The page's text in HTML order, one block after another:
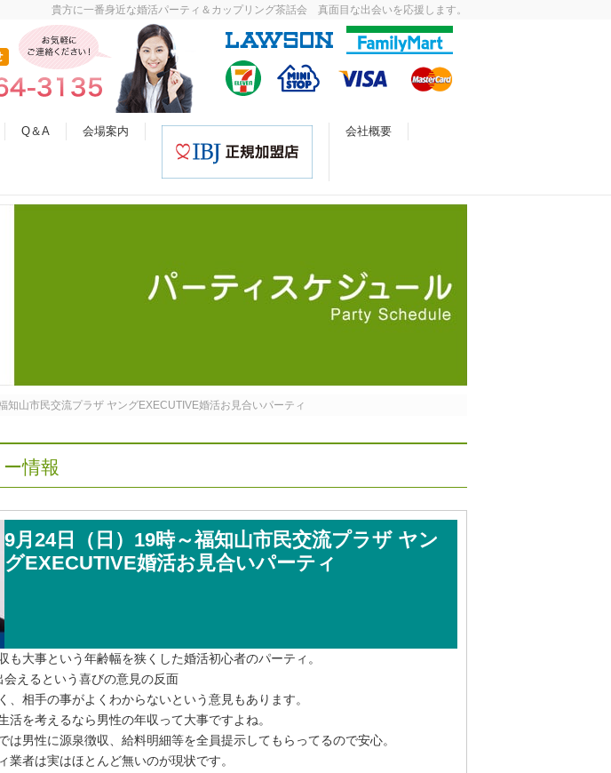
貴方に一番身近な婚活パーティ＆カップリング茶話会 真面目な出会いを応援します。
Q＆A 会場案内 会社概要
知山市民交流プラザ ヤングEXECUTIVE婚活お見合いパーティ
情報
9月24日（日）19時～福知山市民交流プラザ ヤン
グEXECUTIVE婚活お見合いパーティ
も大事という年齢幅を狭くした婚活初心者のパーティ。
えるという喜びの意見の反面
、相手の事がよくわからないという意見もあります。
を考えるなら男性の年収って大事ですよね。
は男性に源泉徴収、給料明細等を全員提示してもらってるので安心。
業者は実はほとんど無いのが現状です。